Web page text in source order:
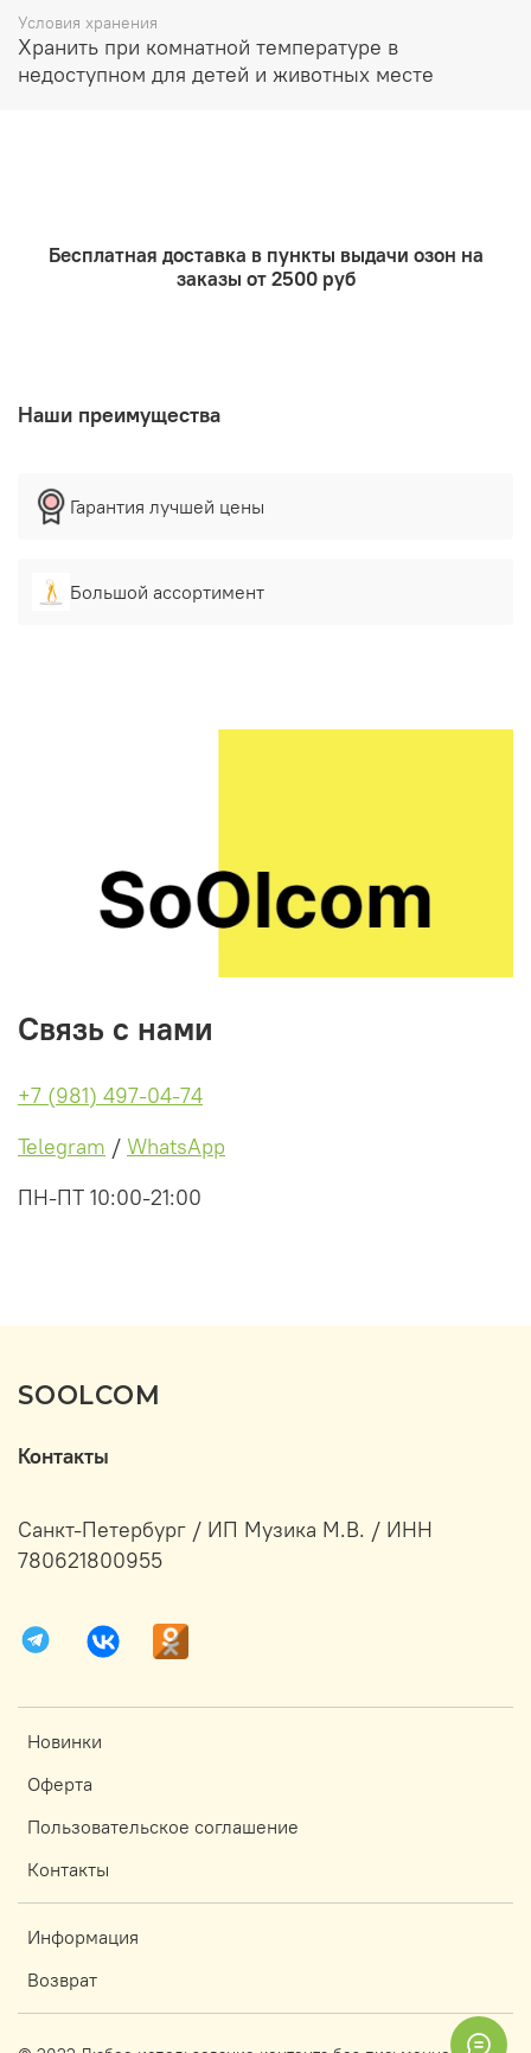
Условия хранения
Хранить при комнатной температуре в
недоступном для детей и животных месте
Бесплатная доставка в пункты выдачи озон на
заказы от 2500 руб
Наши преимущества
Гарантия лучшей цены
Большой ассортимент
Связь с нами
+7 (981) 497-04-74
Telegram / WhatsApp
ПН-ПТ 10:00-21:00
SOOLCOM
Новинки
Оферта
Пользовательское соглашение
Контакты
Информация
Возврат
Контакты
Санкт-Петербург / ИП Музика М.В. / ИНН
780621800955